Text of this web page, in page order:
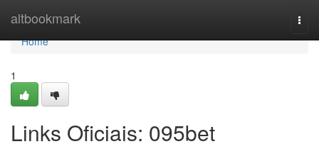
altbookmark
Home
Home
1
Links Oficiais: 095bet